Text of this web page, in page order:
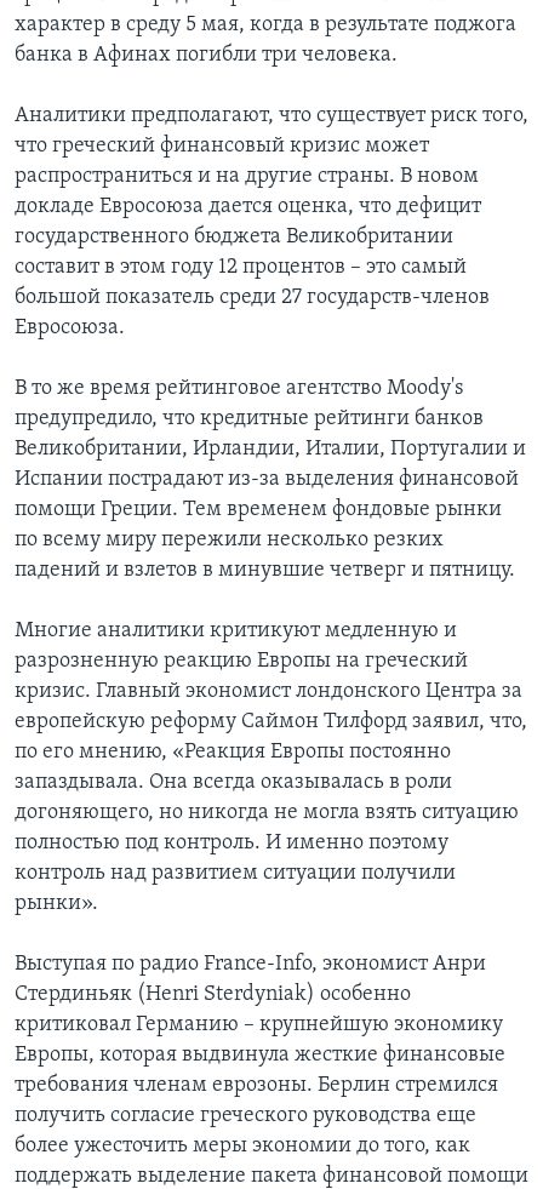
характер в среду 5 мая, когда в результате поджога
банка в Афинах погибли три человека.
Аналитики предполагают, что существует риск того,
что греческий финансовый кризис может
распространиться и на другие страны. В новом
докладе Евросоюза дается оценка, что дефицит
государственного бюджета Великобритании
составит в этом году 12 процентов – это самый
большой показатель среди 27 государств-членов
Евросоюза.
В то же время рейтинговое агентство Moody's
предупредило, что кредитные рейтинги банков
Великобритании, Ирландии, Италии, Португалии и
Испании пострадают из-за выделения финансовой
помощи Греции. Тем временем фондовые рынки
по всему миру пережили несколько резких
падений и взлетов в минувшие четверг и пятницу.
Многие аналитики критикуют медленную и
разрозненную реакцию Европы на греческий
кризис. Главный экономист лондонского Центра за
европейскую реформу Саймон Тилфорд заявил, что,
по его мнению, «Реакция Европы постоянно
запаздывала. Она всегда оказывалась в роли
догоняющего, но никогда не могла взять ситуацию
полностью под контроль. И именно поэтому
контроль над развитием ситуации получили
рынки».
Выступая по радио France-Info, экономист Анри
Стердиньяк (Henri Sterdyniak) особенно
критиковал Германию – крупнейшую экономику
Европы, которая выдвинула жесткие финансовые
требования членам еврозоны. Берлин стремился
получить согласие греческого руководства еще
более ужесточить меры экономии до того, как
поддержать выделение пакета финансовой помощи